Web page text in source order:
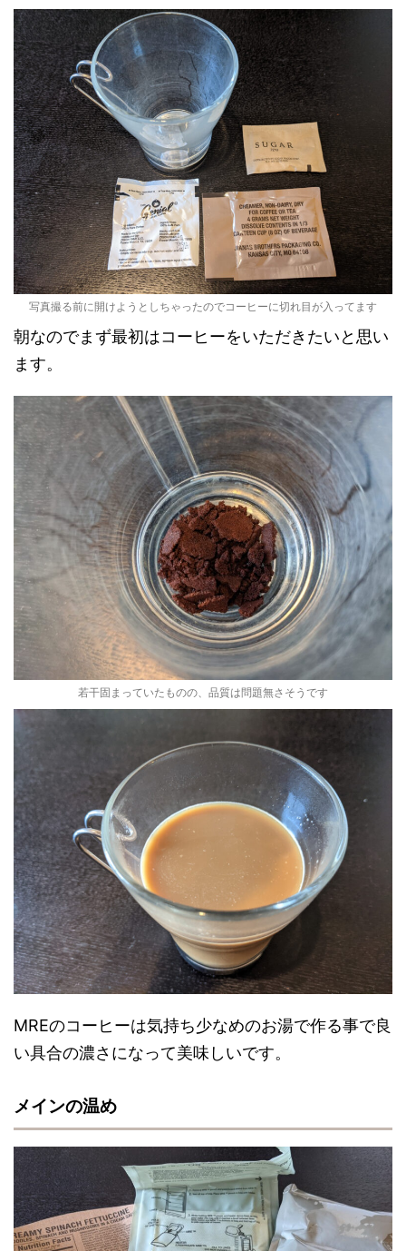
写真撮る前に開けようとしちゃったのでコーヒーに切れ目が入ってます
朝なのでまず最初はコーヒーをいただきたいと思い
ます。
若干固まっていたものの、品質は問題無さそうです
MREのコーヒーは気持ち少なめのお湯で作る事で良
い具合の濃さになって美味しいです。
メインの温め